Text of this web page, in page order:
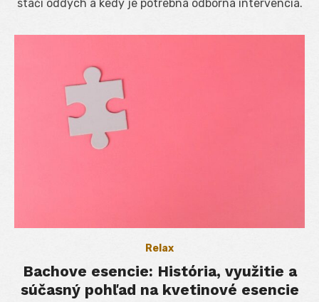
stačí oddych a kedy je potrebná odborná intervencia.
Relax
Bachove esencie: História, využitie a
súčasný pohľad na kvetinové esencie